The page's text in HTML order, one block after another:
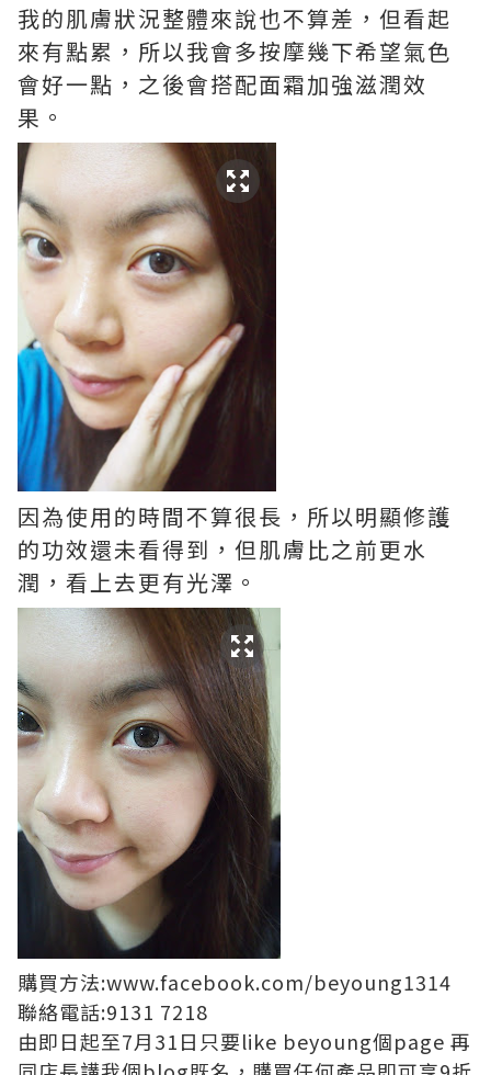
我的肌膚狀況整體來說也不算差，但看起
來有點累，所以我會多按摩幾下希望氣色
會好一點，之後會搭配面霜加強滋潤效
果。
因為使用的時間不算很長，所以明顯修護
的功效還未看得到，但肌膚比之前更水
潤，看上去更有光澤。
購買方法:www.facebook.com/beyoung1314
聯絡電話:9131 7218
由即日起至7月31日只要like beyoung個page 再